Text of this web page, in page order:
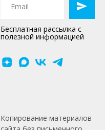
Бесплатная рассылка с
полезной информацией
Копирование материалов